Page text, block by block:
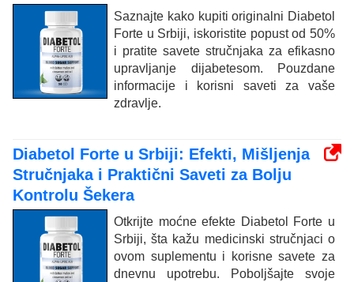
Saznajte kako kupiti originalni Diabetol
Forte u Srbiji, iskoristite popust od 50%
i pratite savete stručnjaka za efikasno
upravljanje dijabetesom. Pouzdane
informacije i korisni saveti za vaše
zdravlje.
Diabetol Forte u Srbiji: Efekti, Mišljenja
Stručnjaka i Praktični Saveti za Bolju
Kontrolu Šekera
Otkrijte moćne efekte Diabetol Forte u
Srbiji, šta kažu medicinski stručnjaci o
ovom suplementu i korisne savete za
dnevnu upotrebu. Poboljšajte svoje